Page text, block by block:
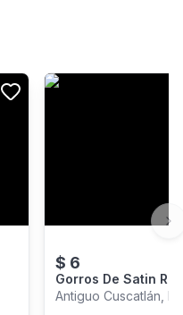
$ 6
Gorros De Satin
Colita Anti Friz
Antiguo Cuscatlán,